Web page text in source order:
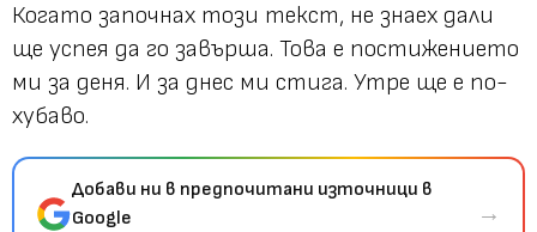
Когато започнах този текст, не знаех дали
ще успея да го завърша. Това е постижението
ми за деня. И за днес ми стига. Утре ще е по-
хубаво.
Добави ни в предпочитани източници в
Google
→